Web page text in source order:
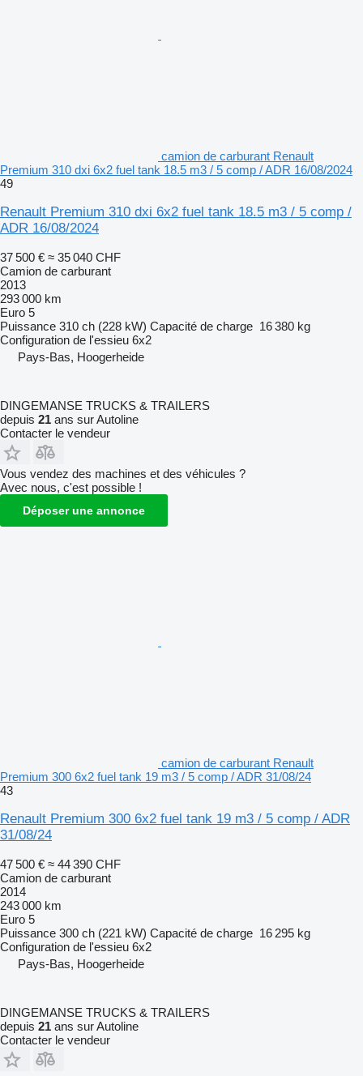
camion de carburant Renault
Premium 310 dxi 6x2 fuel tank 18.5 m3 / 5 comp / ADR 16/08/2024
49
Renault Premium 310 dxi 6x2 fuel tank 18.5 m3 / 5 comp /
ADR 16/08/2024
37 500 € ≈ 35 040 CHF
Camion de carburant
2013
293 000 km
Euro 5
Puissance 310 ch (228 kW) Capacité de charge 16 380 kg
Configuration de l'essieu 6x2
Pays-Bas, Hoogerheide
DINGEMANSE TRUCKS & TRAILERS
depuis 21 ans sur Autoline
Contacter le vendeur
Vous vendez des machines et des véhicules ?
Avec nous, c'est possible !
Déposer une annonce
camion de carburant Renault
Premium 300 6x2 fuel tank 19 m3 / 5 comp / ADR 31/08/24
43
Renault Premium 300 6x2 fuel tank 19 m3 / 5 comp / ADR
31/08/24
47 500 € ≈ 44 390 CHF
Camion de carburant
2014
243 000 km
Euro 5
Puissance 300 ch (221 kW) Capacité de charge 16 295 kg
Configuration de l'essieu 6x2
Pays-Bas, Hoogerheide
DINGEMANSE TRUCKS & TRAILERS
depuis 21 ans sur Autoline
Contacter le vendeur